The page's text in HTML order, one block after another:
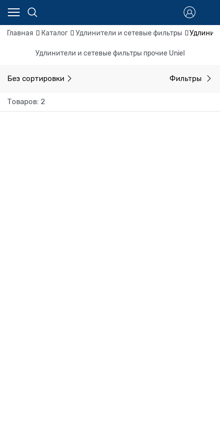
Главная Каталог Удлинители и сетевые фильтры
Удлинители и сетевые фильтры прочие Uniel
Без сортировки Фильтры
Товаров: 2